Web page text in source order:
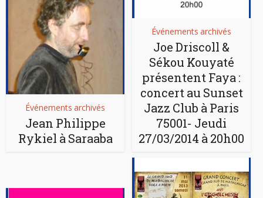
Événements archivés
Jean Philippe
Rykiel à Saraaba
Événements archivés
Joe Driscoll &
Sékou Kouyaté
présentent Faya :
concert au Sunset
Jazz Club à Paris
75001- Jeudi
27/03/2014 à 20h00